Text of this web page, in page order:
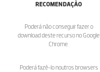
RECOMENDAÇÃO
Poderá não conseguir fazer o
download deste recurso no Google
Chrome.
Poderá fazê-lo noutros browsers